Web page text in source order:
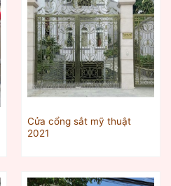
Cửa cổng sắt mỹ thuật
2021